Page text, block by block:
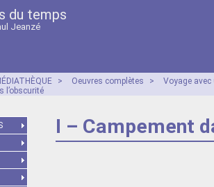
du temps
Jeanzé
> Oeuvres complètes >
Voyage avec
l’obscurité
I – Campement